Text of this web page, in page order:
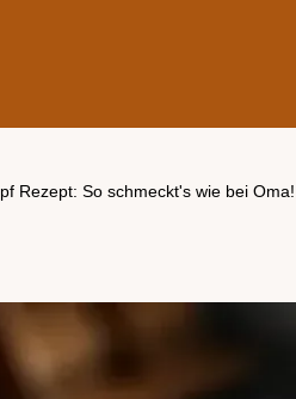
Rezept: So schmeckt's wie bei Oma!